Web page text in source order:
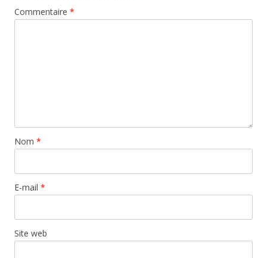
Commentaire *
Nom *
E-mail *
Site web